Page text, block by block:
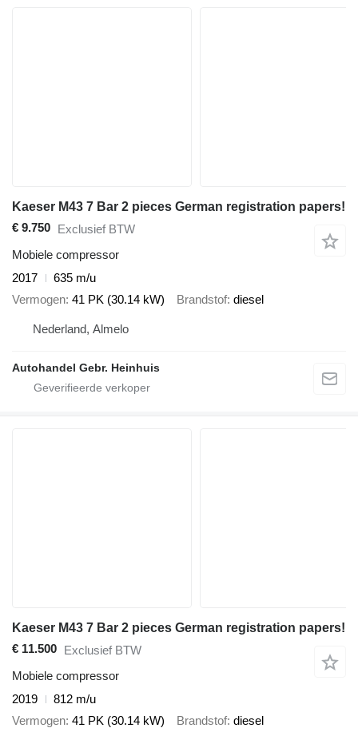
Kaeser M43 7 Bar 2 pieces German registration papers!
€ 9.750 Exclusief BTW
Mobiele compressor
2017
635 m/u
Vermogen 41 PK (30.14 kW) Brandstof diesel
Nederland, Almelo
Autohandel Gebr. Heinhuis
Kaeser M43 7 Bar 2 pieces German registration papers!
€ 11.500 Exclusief BTW
Mobiele compressor
2019
812 m/u
Vermogen 41 PK (30.14 kW) Brandstof diesel